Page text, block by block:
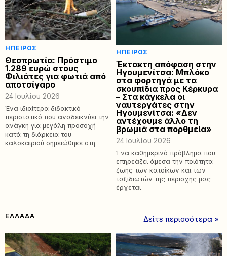
ΉΠΕΙΡΟΣ
Θεσπρωτία: Πρόστιμο
1.289 ευρώ στους
Φιλιάτες για φωτιά από
αποτσίγαρο
24 Ιουλίου 2026
Ένα ιδιαίτερα διδακτικό
περιστατικό που αναδεικνύει την
ανάγκη για μεγάλη προσοχή
κατά τη διάρκεια του
καλοκαιριού σημειώθηκε στη
ΉΠΕΙΡΟΣ
Έκτακτη απόφαση στην
Ηγουμενίτσα: Μπλόκο
στα φορτηγά με τα
σκουπίδια προς Κέρκυρα
– Στα κάγκελα οι
ναυτεργάτες στην
Ηγουμενίτσα: «Δεν
αντέχουμε άλλο τη
βρωμιά στα πορθμεία»
24 Ιουλίου 2026
Ένα καθημερινό πρόβλημα που
επηρεάζει άμεσα την ποιότητα
ζωής των κατοίκων και των
ταξιδιωτών της περιοχής μας
έρχεται
ΕΛΛΑΔΑ Δείτε περισσότερα »